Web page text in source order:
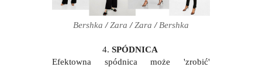
Bershka / Zara / Zara / Bershka
4. SPÓDNICA
Efektowna spódnica może 'zrobić'